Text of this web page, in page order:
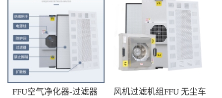
FFU空气净化器-过滤器
风机过滤机组FFU 无尘车